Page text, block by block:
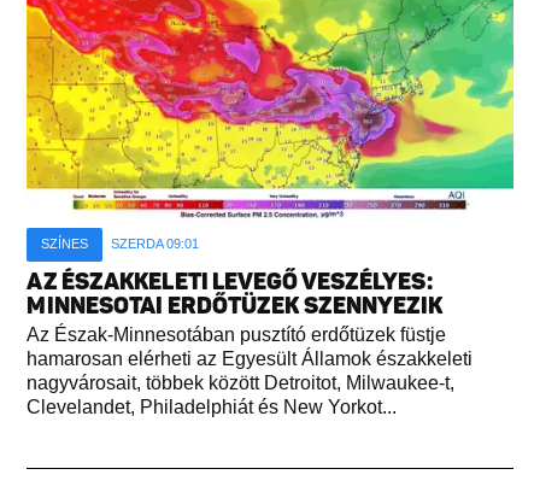
SZÍNES SZERDA 09:01
AZ ÉSZAKKELETI LEVEGŐ VESZÉLYES:
MINNESOTAI ERDŐTÜZEK SZENNYEZIK
Az Észak-Minnesotában pusztító erdőtüzek füstje
hamarosan elérheti az Egyesült Államok északkeleti
nagyvárosait, többek között Detroitot, Milwaukee-t,
Clevelandet, Philadelphiát és New Yorkot...